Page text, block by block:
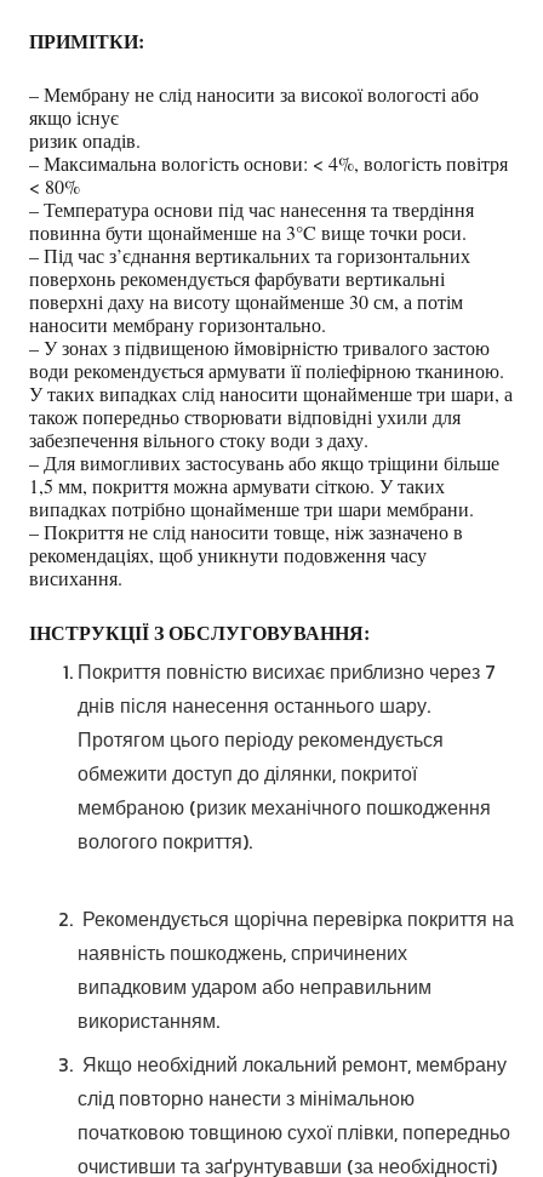
ПРИМІТКИ:
– Мембрану не слід наносити за високої вологості або
якщо існує
ризик опадів.
– Максимальна вологість основи: < 4%, вологість повітря
< 80%
– Температура основи під час нанесення та твердіння
повинна бути щонайменше на 3°C ​​вище точки роси.
– Під час з’єднання вертикальних та горизонтальних
поверхонь рекомендується фарбувати вертикальні
поверхні даху на висоту щонайменше 30 см, а потім
наносити мембрану горизонтально.
– У зонах з підвищеною ймовірністю тривалого застою
води рекомендується армувати її поліефірною тканиною.
У таких випадках слід наносити щонайменше три шари, а
також попередньо створювати відповідні ухили для
забезпечення вільного стоку води з даху.
– Для вимогливих застосувань або якщо тріщини більше
1,5 мм, покриття можна армувати сіткою. У таких
випадках потрібно щонайменше три шари мембрани.
– Покриття не слід наносити товще, ніж зазначено в
рекомендаціях, щоб уникнути подовження часу
висихання.
ІНСТРУКЦІЇ З ОБСЛУГОВУВАННЯ:
Покриття повністю висихає приблизно через 7
днів після нанесення останнього шару.
Протягом цього періоду рекомендується
обмежити доступ до ділянки, покритої
мембраною (ризик механічного пошкодження
вологого покриття).
Рекомендується щорічна перевірка покриття на
наявність пошкоджень, спричинених
випадковим ударом або неправильним
використанням.
Якщо необхідний локальний ремонт, мембрану
слід повторно нанести з мінімальною
початковою товщиною сухої плівки, попередньо
очистивши та заґрунтувавши (за необхідності)